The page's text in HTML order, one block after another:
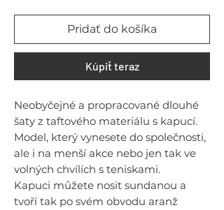
Pridať do košíka
Kúpiť teraz
Neobyčejné a propracované dlouhé
šaty z taftového materiálu s kapucí.
Model, který vynesete do společnosti,
ale i na menší akce nebo jen tak ve
volných chvílích s teniskami.
Kapuci můžete nosit sundanou a
tvoří tak po svém obvodu aranž